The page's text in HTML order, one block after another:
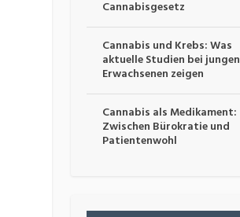
Cannabisgesetz
Cannabis und Krebs: Was
aktuelle Studien bei jungen
Erwachsenen zeigen
Cannabis als Medikament:
Zwischen Bürokratie und
Patientenwohl